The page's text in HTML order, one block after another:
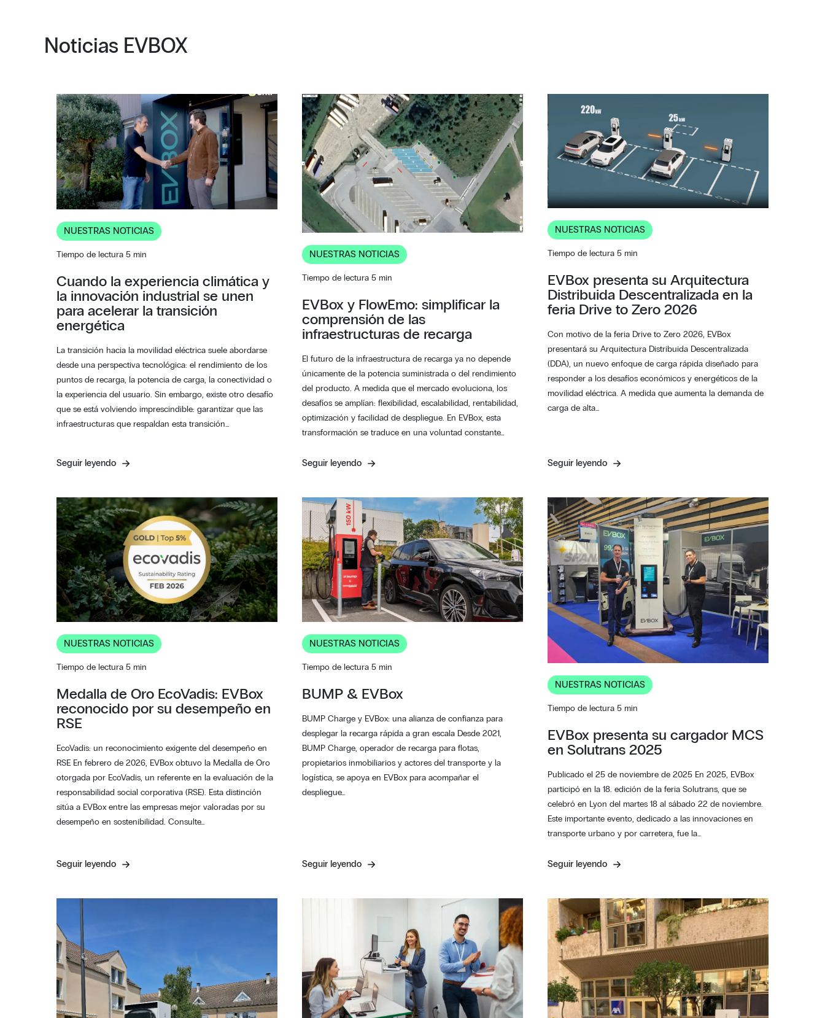
Noticias EVBOX
NUESTRAS NOTICIAS
Tiempo de lectura 5 min
Cuando la experiencia climática y
la innovación industrial se unen
para acelerar la transición
energética
La transición hacia la movilidad eléctrica suele abordarse
desde una perspectiva tecnológica: el rendimiento de los
puntos de recarga, la potencia de carga, la conectividad o
la experiencia del usuario. Sin embargo, existe otro desafío
que se está volviendo imprescindible: garantizar que las
infraestructuras que respaldan esta transición…
Seguir leyendo
NUESTRAS NOTICIAS
Tiempo de lectura 5 min
EVBox y FlowEmo: simplificar la
comprensión de las
infraestructuras de recarga
El futuro de la infraestructura de recarga ya no depende
únicamente de la potencia suministrada o del rendimiento
del producto. A medida que el mercado evoluciona, los
desafíos se amplían: flexibilidad, escalabilidad, rentabilidad,
optimización y facilidad de despliegue. En EVBox, esta
transformación se traduce en una voluntad constante…
Seguir leyendo
NUESTRAS NOTICIAS
Tiempo de lectura 5 min
EVBox presenta su Arquitectura
Distribuida Descentralizada en la
feria Drive to Zero 2026
Con motivo de la feria Drive to Zero 2026, EVBox
presentará su Arquitectura Distribuida Descentralizada
(DDA), un nuevo enfoque de carga rápida diseñado para
responder a los desafíos económicos y energéticos de la
movilidad eléctrica. A medida que aumenta la demanda de
carga de alta…
Seguir leyendo
NUESTRAS NOTICIAS
Tiempo de lectura 5 min
Medalla de Oro EcoVadis: EVBox
reconocido por su desempeño en
RSE
EcoVadis: un reconocimiento exigente del desempeño en
RSE En febrero de 2026, EVBox obtuvo la Medalla de Oro
otorgada por EcoVadis, un referente en la evaluación de la
responsabilidad social corporativa (RSE). Esta distinción
sitúa a EVBox entre las empresas mejor valoradas por su
desempeño en sostenibilidad. Consulte…
Seguir leyendo
NUESTRAS NOTICIAS
Tiempo de lectura 5 min
BUMP & EVBox
BUMP Charge y EVBox: una alianza de confianza para
desplegar la recarga rápida a gran escala Desde 2021,
BUMP Charge, operador de recarga para flotas,
propietarios inmobiliarios y actores del transporte y la
logística, se apoya en EVBox para acompañar el
despliegue…
Seguir leyendo
NUESTRAS NOTICIAS
Tiempo de lectura 5 min
EVBox presenta su cargador MCS
en Solutrans 2025
Publicado el 25 de noviembre de 2025 En 2025, EVBox
participó en la 18. edición de la feria Solutrans, que se
celebró en Lyon del martes 18 al sábado 22 de noviembre.
Este importante evento, dedicado a las innovaciones en
transporte urbano y por carretera, fue la…
Seguir leyendo